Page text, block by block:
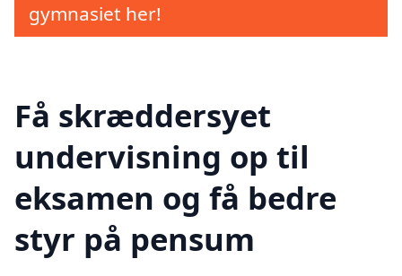
gymnasiet her!
Få skræddersyet
undervisning op til
eksamen og få bedre
styr på pensum